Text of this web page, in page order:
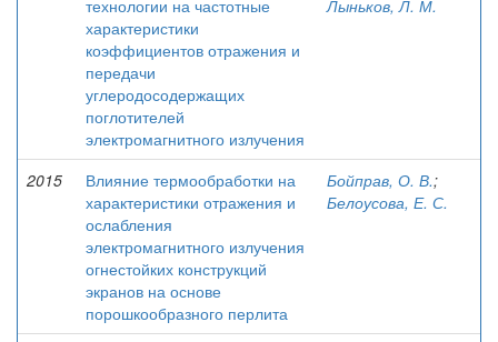
технологии на частотные
характеристики
коэффициентов отражения и
передачи
углеродосодержащих
поглотителей
электромагнитного излучения
Лыньков, Л. М.
2015
Влияние термообработки на
характеристики отражения и
ослабления
электромагнитного излучения
огнестойких конструкций
экранов на основе
порошкообразного перлита
Бойправ, О. В.;
Белоусова, Е. С.